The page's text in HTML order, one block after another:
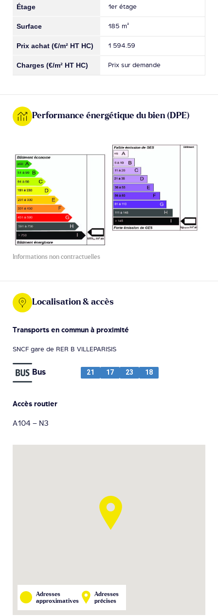
1er étage
185 m²
1 594.59
Prix sur demande
Performance énergétique du bien (DPE)
Informations non contractuelles
Localisation & accès
Transports en commun à proximité
SNCF gare de RER B VILLEPARISIS
Bus 21 17 23 18
Accès routier
A104 – N3
Adresses
approximatives
Adresses
précises